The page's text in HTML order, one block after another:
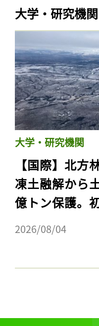
大学・研究機関
大学・研究機関
【国際】北方
凍土融解から
億トン保護。
2026/08/04